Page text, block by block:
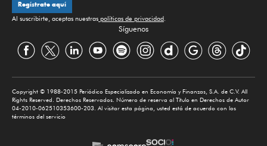
Regístrate aquí
Al suscribirte, aceptas nuestras políticas de privacidad.
Síguenos
Copyright © 1988-2015 Periódico Especializado en Economía y Finanzas, S.A. de C.V. All
Rights Reserved. Derechos Reservados. Número de reserva al Título en Derechos de Autor
04-2010-062510353600-203. Al visitar esta página, usted está de acuerdo con los
términos del servicio